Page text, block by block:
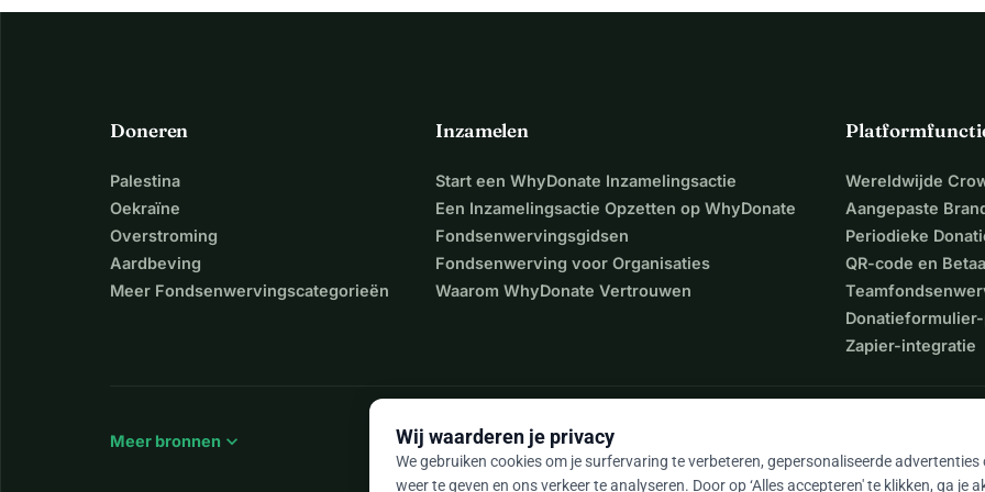
Doneren
Palestina
Oekraïne
Overstroming
Aardbeving
Meer Fondsenwervingscategorieën
Inzamelen
Start een WhyDonate Inzamelingsactie
Een Inzamelingsactie Opzetten op WhyDonate
Fondsenwervingsgidsen
Fondsenwerving voor Organisaties
Waarom WhyDonate Vertrouwen
Wereldwijde
Aangepaste
Periodieke
QR-code en
Zapier-integratie
Meer bronnen expand_more Wij waarderen je privacy
We gebruiken cookies om je surfervaring te verbeteren, gepersonaliseerde advertenties
weer te geven en ons verkeer te analyseren. Door op ‘Alles accepteren' te klikken, ga je